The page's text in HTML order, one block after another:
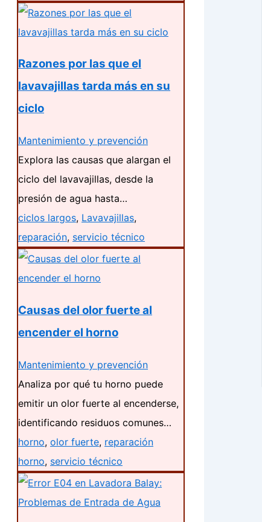
Razones por las que el
lavavajillas tarda más en su
ciclo
Mantenimiento y prevención
Explora las causas que alargan el
ciclo del lavavajillas, desde la
presión de agua hasta…
ciclos largos, Lavavajillas,
reparación, servicio técnico
Causas del olor fuerte al
encender el horno
Mantenimiento y prevención
Analiza por qué tu horno puede
emitir un olor fuerte al encenderse,
identificando residuos comunes…
horno, olor fuerte, reparación
horno, servicio técnico